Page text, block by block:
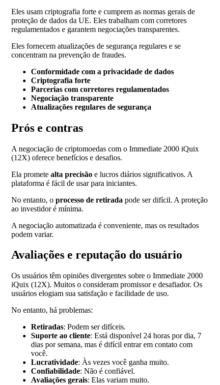
Eles usam criptografia forte e cumprem as normas gerais de
proteção de dados da UE. Eles trabalham com corretores
regulamentados e garantem negociações transparentes.
Eles fornecem atualizações de segurança regulares e se
concentram na prevenção de fraudes.
Conformidade com a privacidade de dados
Criptografia forte
Parcerias com corretores regulamentados
Negociação transparente
Atualizações regulares de segurança
Prós e contras
A negociação de criptomoedas com o Immediate 2000 iQuix
(12X) oferece benefícios e desafios.
Ela promete alta precisão e lucros diários significativos. A
plataforma é fácil de usar para iniciantes.
No entanto, o processo de retirada pode ser difícil. A proteção
ao investidor é mínima.
A negociação automatizada é conveniente, mas os resultados
podem variar.
Avaliações e reputação do usuário
Os usuários têm opiniões divergentes sobre o Immediate 2000
iQuix (12X). Muitos o consideram promissor e desafiador. Os
usuários elogiam sua satisfação e facilidade de uso.
No entanto, há problemas:
Retiradas: Podem ser difíceis.
Suporte ao cliente: Está disponível 24 horas por dia, 7
dias por semana, mas é difícil entrar em contato com
você.
Lucratividade: Às vezes você ganha muito.
Confiabilidade: Não é confiável.
Avaliações gerais: Elas variam muito.